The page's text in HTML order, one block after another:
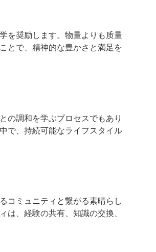
を奨励します。物量よりも质量
とで、精神的な豊かさと満足を
の調和を学ぶプロセスでもあり
で、持続可能なライフスタイル
コミュニティと繋がる素晴らし
は、経験の共有、知識の交換、